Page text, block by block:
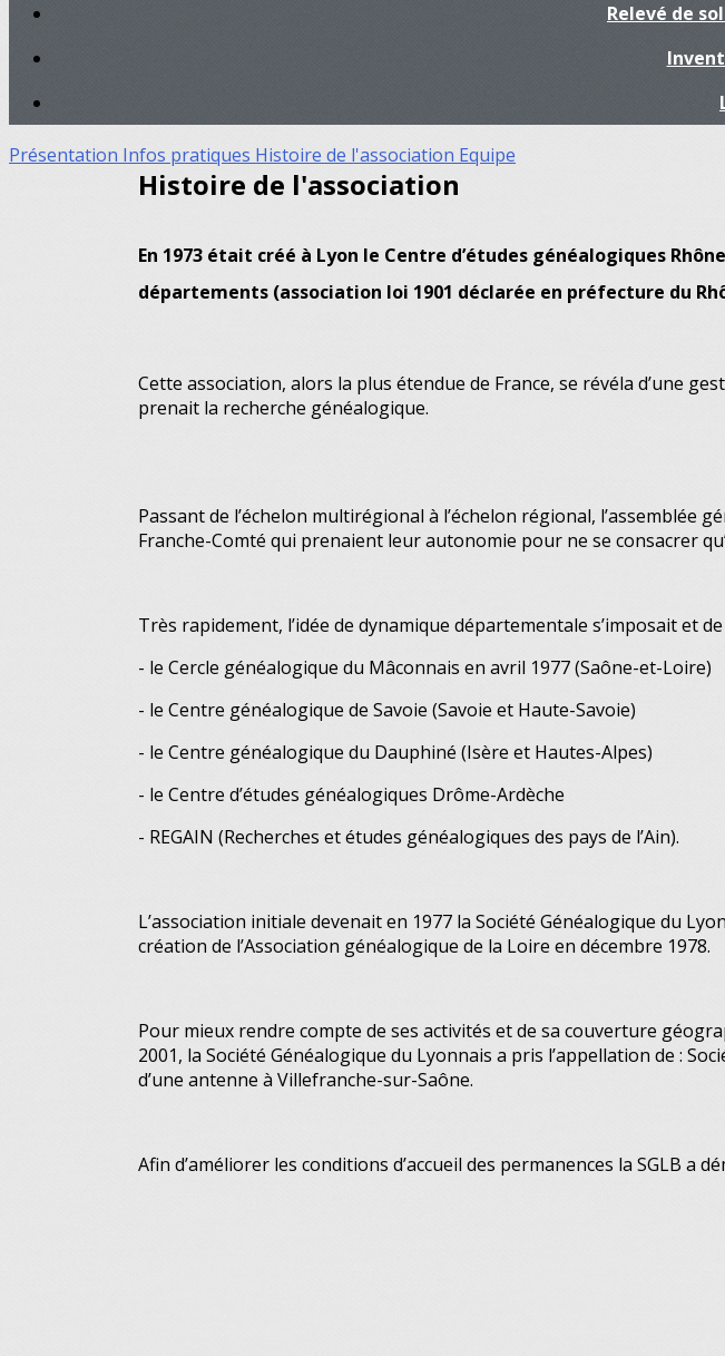
Relevé de
Présentation Infos pratiques Histoire de l'association Equipe
Histoire de l'association
En 1973 était créé à Lyon le Centre d’études généalogiques
départements (association loi 1901 déclarée en préfecture du
Cette association, alors la plus étendue de France, se révéla d’une
prenait la recherche généalogique.
Passant de l’échelon multirégional à l’échelon régional, l’assemblée
Franche-Comté qui prenaient leur autonomie pour ne se consacrer
Très rapidement, l’idée de dynamique départementale s’imposait et
- le Cercle généalogique du Mâconnais en avril 1977 (Saône-et-Loire)
- le Centre généalogique de Savoie (Savoie et Haute-Savoie)
- le Centre généalogique du Dauphiné (Isère et Hautes-Alpes)
- le Centre d’études généalogiques Drôme-Ardèche
- REGAIN (Recherches et études généalogiques des pays de l’Ain).
L’association initiale devenait en 1977 la Société Généalogique du
création de l’Association généalogique de la Loire en décembre 1978.
Pour mieux rendre compte de ses activités et de sa couverture
2001, la Société Généalogique du Lyonnais a pris l’appellation de :
d’une antenne à Villefranche-sur-Saône.
Afin d’améliorer les conditions d’accueil des permanences la SGLB a